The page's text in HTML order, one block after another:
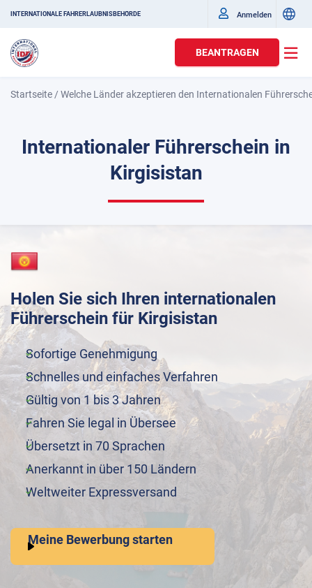
INTERNATIONALE FAHRERLAUBNISBEHÖRDE Anmelden
BEANTRAGEN
Startseite /Welche Länder akzeptieren den Internationalen
Internationaler Führerschein in
Kirgisistan
Holen Sie sich Ihren internationalen
Führerschein für Kirgisistan
Sofortige Genehmigung
Schnelles und einfaches Verfahren
Gültig von 1 bis 3 Jahren
Fahren Sie legal in Übersee
Übersetzt in 70 Sprachen
Anerkannt in über 150 Ländern
Weltweiter Expressversand
Meine Bewerbung starten